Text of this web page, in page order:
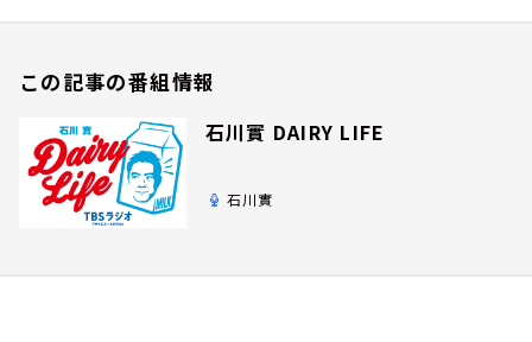
この記事の番組情報
石川實 DAIRY LIFE
石川實